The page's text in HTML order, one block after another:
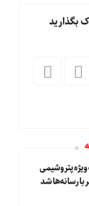
بگذارید
پتروشیمی
با رسانه‌ها شد